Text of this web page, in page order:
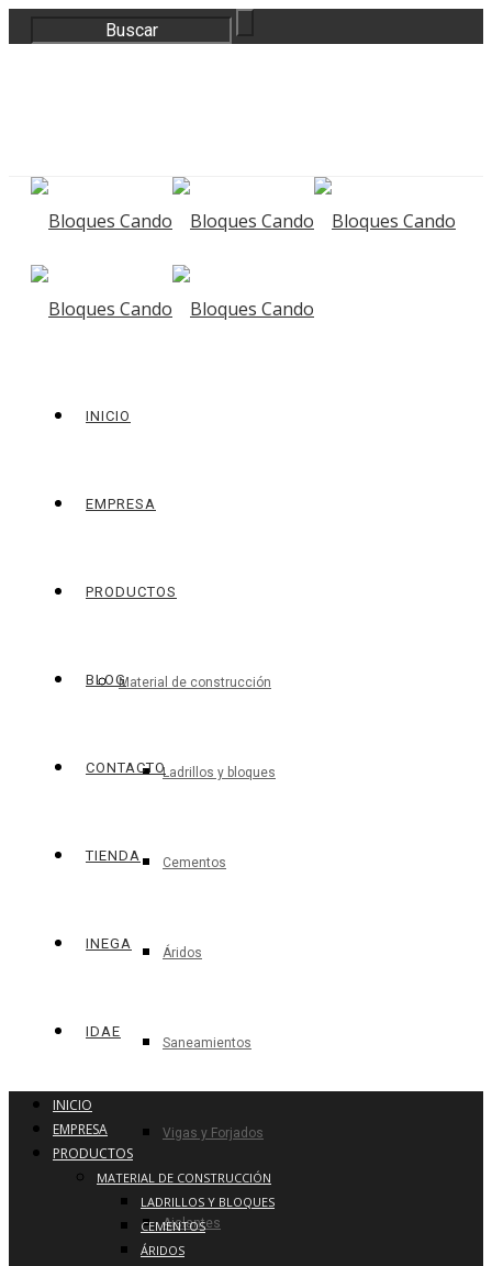
INICIO
EMPRESA
PRODUCTOS
Material de construcción
Ladrillos y bloques
Cementos
Áridos
Saneamientos
Vigas y Forjados
Aislantes
BLOG
CONTACTO
TIENDA
INEGA
IDAE
INICIO
EMPRESA
PRODUCTOS
MATERIAL DE CONSTRUCCIÓN
LADRILLOS Y BLOQUES
CEMENTOS
ÁRIDOS